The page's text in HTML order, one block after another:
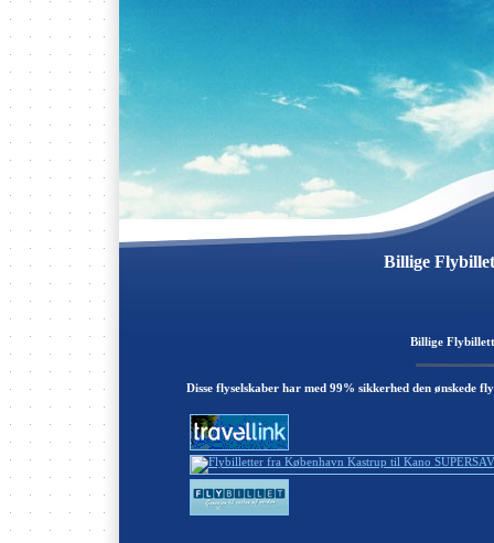
Billige
Billige
Disse flyselskaber har med 99% sikkerhed den ønskede